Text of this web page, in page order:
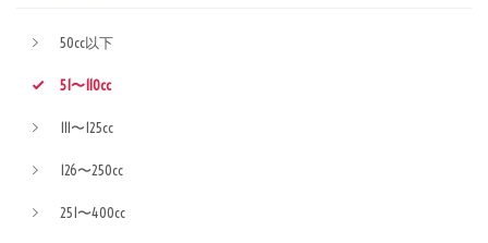
50cc以下
51〜110cc
111〜125cc
126〜250cc
251〜400cc